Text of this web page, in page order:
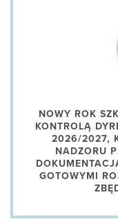
NOWY ROK
KONTROLĄ
2026/2027,
NADZORU
GOTOWYMI